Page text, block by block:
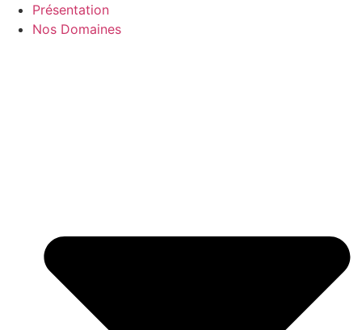
Présentation
Nos Domaines